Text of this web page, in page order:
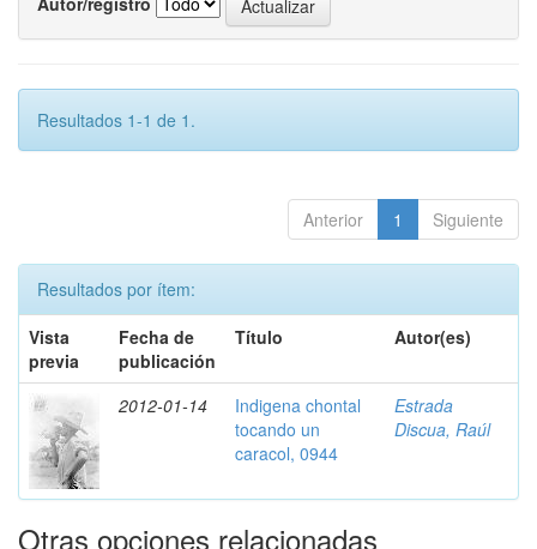
Resultados 1-1 de 1.
Anterior 1 Siguiente
Resultados por ítem:
Vista
previa
Fecha de
publicación
Título Autor(es)
2012-01-14
Indigena chontal
tocando un
caracol, 0944
Estrada
Discua, Raúl
Otras opciones relacionadas